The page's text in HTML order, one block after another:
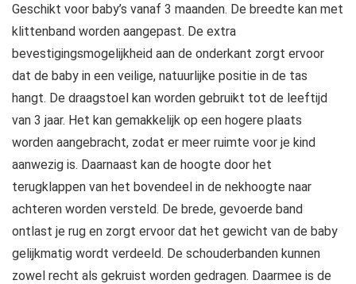
Geschikt voor baby’s vanaf 3 maanden. De breedte kan met
klittenband worden aangepast. De extra
bevestigingsmogelijkheid aan de onderkant zorgt ervoor
dat de baby in een veilige, natuurlijke positie in de tas
hangt. De draagstoel kan worden gebruikt tot de leeftijd
van 3 jaar. Het kan gemakkelijk op een hogere plaats
worden aangebracht, zodat er meer ruimte voor je kind
aanwezig is. Daarnaast kan de hoogte door het
terugklappen van het bovendeel in de nekhoogte naar
achteren worden versteld. De brede, gevoerde band
ontlast je rug en zorgt ervoor dat het gewicht van de baby
gelijkmatig wordt verdeeld. De schouderbanden kunnen
zowel recht als gekruist worden gedragen. Daarmee is de